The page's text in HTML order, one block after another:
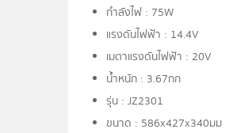
กำลังไฟ : 75W
แรงดันไฟฟ้า : 14.4V
เมตาแรงดันไฟฟ้า : 20V
น้ำหนัก : 3.67กก
รุ่น : JZ2301
ขนาด : 586x427x340มม